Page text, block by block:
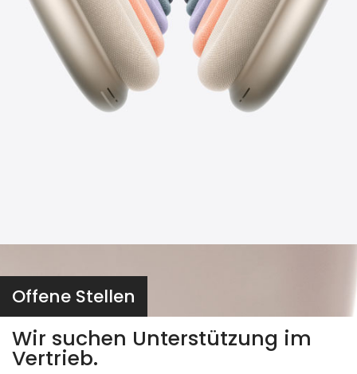
Offene Stellen
Wir suchen Unterstützung im
Vertrieb.